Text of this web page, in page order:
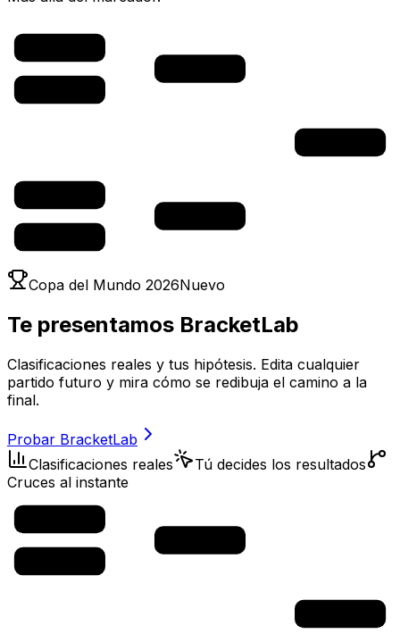
Copa del Mundo 2026Nuevo
Te presentamos BracketLab
Clasificaciones reales y tus hipótesis. Edita cualquier
partido futuro y mira cómo se redibuja el camino a la
final.
Probar BracketLab
Clasificaciones reales
Tú decides los resultados
Cruces al instante